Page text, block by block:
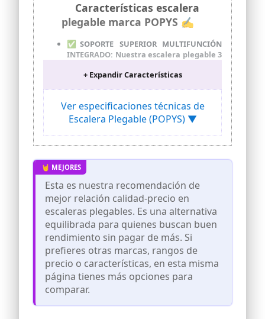
Características escalera
plegable marca POPYS ✍
✅SOPORTE SUPERIOR MULTIFUNCIÓN
INTEGRADO: Nuestra escalera plegable 3
bandeja para herramientas y objetos,
Ideal como escalera pequeña plegable
para tareas domésticas, bricolaje o uso
profesional.
✅MÁXIMA SEGURIDAD Y ESTABILIDAD
ANTIDESLIZANTE: Equipada con mango
antideslizante de alta calidad. Ya sea
como escalera 2 peldaños, escalera 3
peldaños o escalera 4 peldaños,
garantiza estabilidad firme en cualquier
superficie.
✅ESTRUCTURA RESISTENTE Y DURADERA:
Fabricada en hierro ligero reforzado de
alta resistencia, soporta gran peso sin
perder estabilidad. Esta escalera
plegable tipo ladder combina robustez y
ligereza para un uso seguro y
prolongado.
✅DISEÑO COMPACTO Y FÁCIL
+ Expandir Características
Ver especificaciones técnicas de
Escalera Plegable (POPYS) ▼
Esta es nuestra recomendación de
mejor relación calidad-precio en
escaleras plegables. Es una alternativa
equilibrada para quienes buscan buen
rendimiento sin pagar de más. Si
prefieres otras marcas, rangos de
precio o características, en esta misma
página tienes más opciones para
comparar.